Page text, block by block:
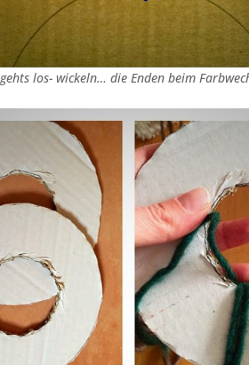
los- wickeln… die Enden beim